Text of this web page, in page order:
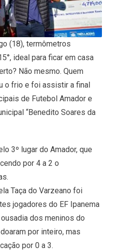
(18), termômetros
ideal para ficar em casa
Não mesmo. Quem
o frio e foi assistir a final
de Futebol Amador e
“Benedito Soares da
3º lugar do Amador, que
por 4 a 2 o
Taça do Varzeano foi
jogadores do EF Ipanema
dos meninos do
por inteiro, mas
por 0 a 3.